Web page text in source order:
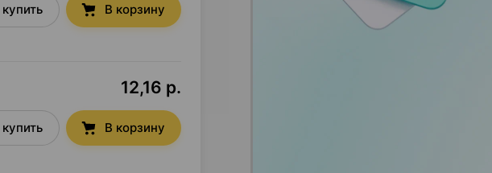
В корзину
12,16 р.
В корзину